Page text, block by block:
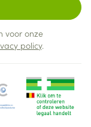
voor onze
policy.